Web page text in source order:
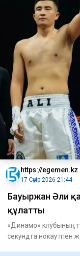
https://egemen.kz
17 Сәуір 2026 21:44
Бауыржан Әли
құлатты
«Динамо» клубының
секундта нокаутпен